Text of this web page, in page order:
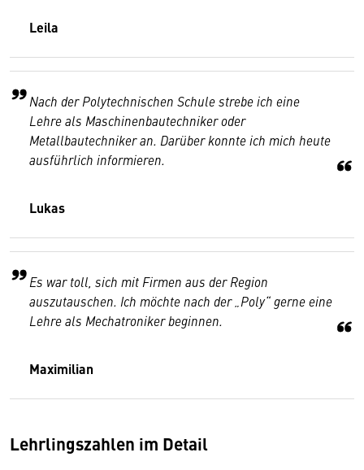
Leila
Nach der Polytechnischen Schule strebe ich eine
Lehre als Maschinenbautechniker oder
Metallbautechniker an. Darüber konnte ich mich heute
ausführlich informieren.
Lukas
Es war toll, sich mit Firmen aus der Region
auszutauschen. Ich möchte nach der „Poly“ gerne eine
Lehre als Mechatroniker beginnen.
Maximilian
Lehrlingszahlen im Detail